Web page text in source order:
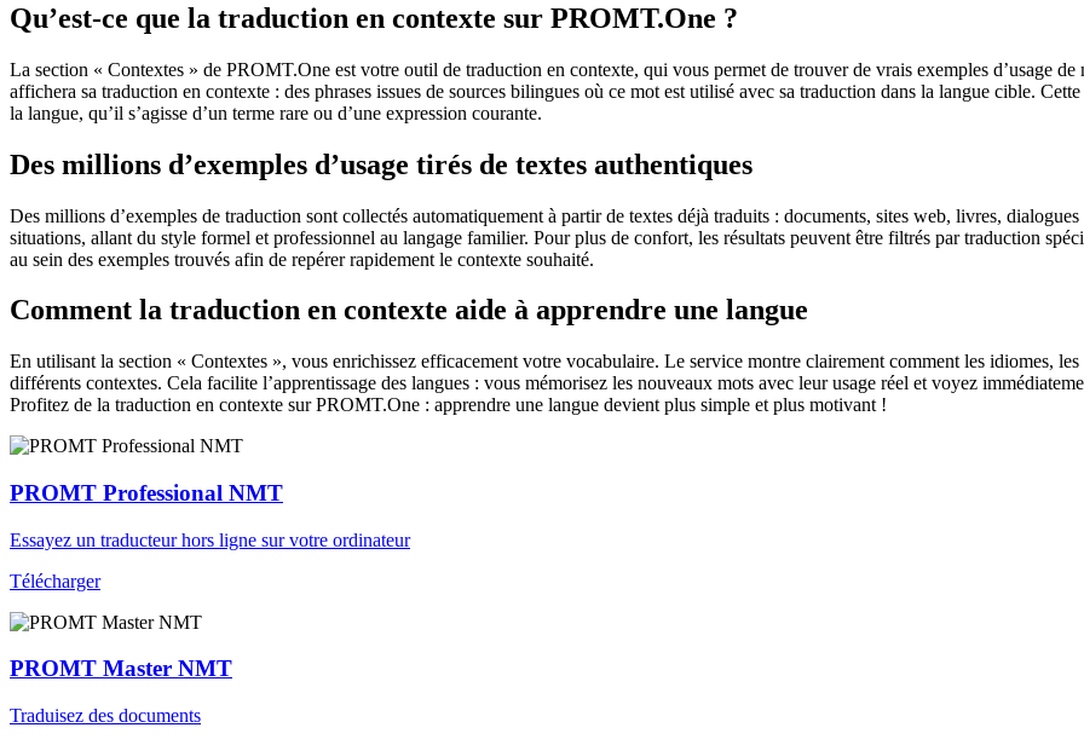
Qu’est-ce que la traduction en contexte sur PROMT.One ?
La section « Contextes » de PROMT.One est votre outil de traduction en contexte, qui vous permet de trouver de vrais exemples d’usage
affichera sa traduction en contexte : des phrases issues de sources bilingues où ce mot est utilisé avec sa traduction dans la langue cible.
la langue, qu’il s’agisse d’un terme rare ou d’une expression courante.
Des millions d’exemples d’usage tirés de textes authentiques
Des millions d’exemples de traduction sont collectés automatiquement à partir de textes déjà traduits : documents, sites web, livres,
situations, allant du style formel et professionnel au langage familier. Pour plus de confort, les résultats peuvent être filtrés par traduction
au sein des exemples trouvés afin de repérer rapidement le contexte souhaité.
Comment la traduction en contexte aide à apprendre une langue
En utilisant la section « Contextes », vous enrichissez efficacement votre vocabulaire. Le service montre clairement comment les idiomes,
différents contextes. Cela facilite l’apprentissage des langues : vous mémorisez les nouveaux mots avec leur usage réel et voyez
Profitez de la traduction en contexte sur PROMT.One : apprendre une langue devient plus simple et plus motivant !
PROMT Professional NMT
Essayez un traducteur hors ligne sur votre ordinateur
Télécharger
PROMT Master NMT
Traduisez des documents